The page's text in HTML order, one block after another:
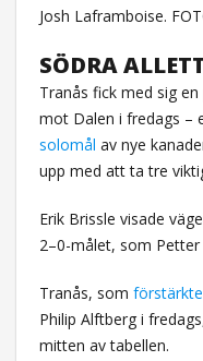
Josh Laframboise.
SÖDRA
Tranås fick med sig
mot Dalen i fredags –
solomål av nye
upp med att ta tre
Erik Brissle visade
2–0-målet, som Petter
Tranås, som
Philip Alftberg i
mitten av tabellen.